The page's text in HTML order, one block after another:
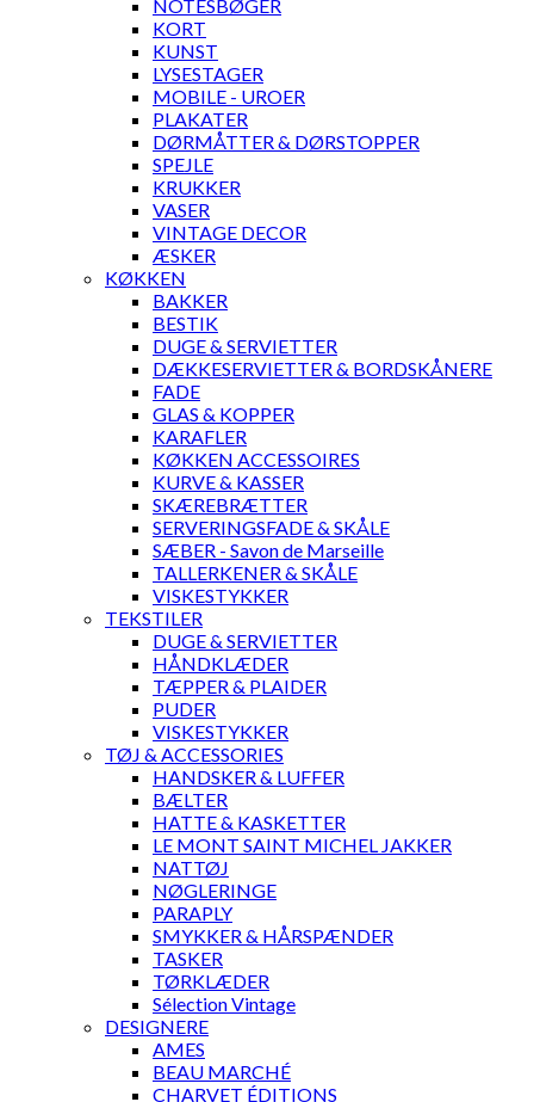
NOTESBØGER
KORT
KUNST
LYSESTAGER
MOBILE - UROER
PLAKATER
DØRMÅTTER & DØRSTOPPER
SPEJLE
KRUKKER
VASER
VINTAGE DECOR
ÆSKER
KØKKEN
BAKKER
BESTIK
DUGE & SERVIETTER
DÆKKESERVIETTER & BORDSKÅNERE
FADE
GLAS & KOPPER
KARAFLER
KØKKEN ACCESSOIRES
KURVE & KASSER
SKÆREBRÆTTER
SERVERINGSFADE & SKÅLE
SÆBER - Savon de Marseille
TALLERKENER & SKÅLE
VISKESTYKKER
TEKSTILER
DUGE & SERVIETTER
HÅNDKLÆDER
TÆPPER & PLAIDER
PUDER
VISKESTYKKER
TØJ & ACCESSORIES
HANDSKER & LUFFER
BÆLTER
HATTE & KASKETTER
LE MONT SAINT MICHEL JAKKER
NATTØJ
NØGLERINGE
PARAPLY
SMYKKER & HÅRSPÆNDER
TASKER
TØRKLÆDER
Sélection Vintage
DESIGNERE
AMES
BEAU MARCHÉ
CHARVET ÉDITIONS